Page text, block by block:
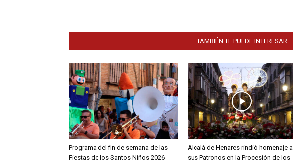
TAMBIÉN TE PUEDE INTERESAR
Programa del fin de semana de las
Fiestas de los Santos Niños 2026
Alcalá de Henares rindió homenaje a
sus Patronos en la Procesión de los